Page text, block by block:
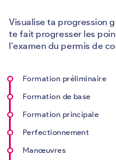
Visualise ta progression
te fait progresser les
l'examen du permis de
Formation préliminaire
Formation de base
Formation principale
Perfectionnement
Manœuvres